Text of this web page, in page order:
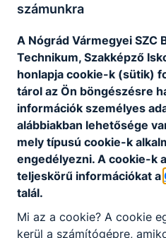
Partnereink
számunkra
A Nógrád Vármegyei SZC
Technikum, Szakképző
honlapja cookie-k (sütik)
tárol az Ön böngészésre
információk személyes
alábbiakban lehetősége
mely típusú cookie-k
engedélyezni. A cookie-k
teljeskörű információkat a
talál.
Mi az a cookie? A cookie
kerül a számítógépre,